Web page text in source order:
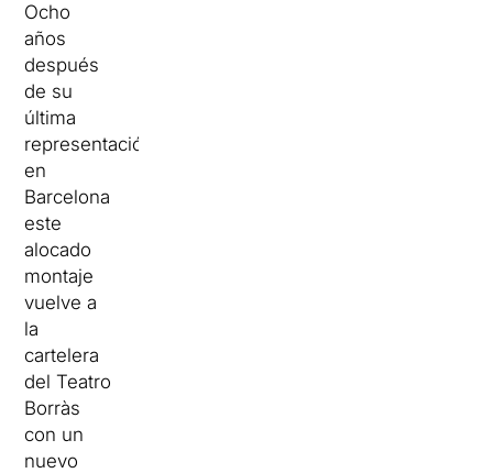
Ocho
años
después
de su
última
representación
en
Barcelona
este
alocado
montaje
vuelve a
la
cartelera
del Teatro
Borràs
con un
nuevo